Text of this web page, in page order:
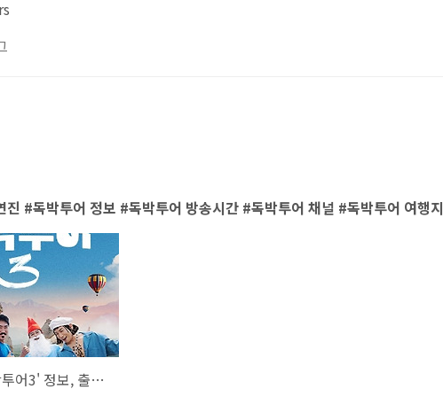
진 #독박투어 정보 #독박투어 방송시간 #독박투어 채널 #독박투어 여행지
'니돈내산 독박투어3' 정보, 출연진, 방송시간, 채널, 에피소드 총정리